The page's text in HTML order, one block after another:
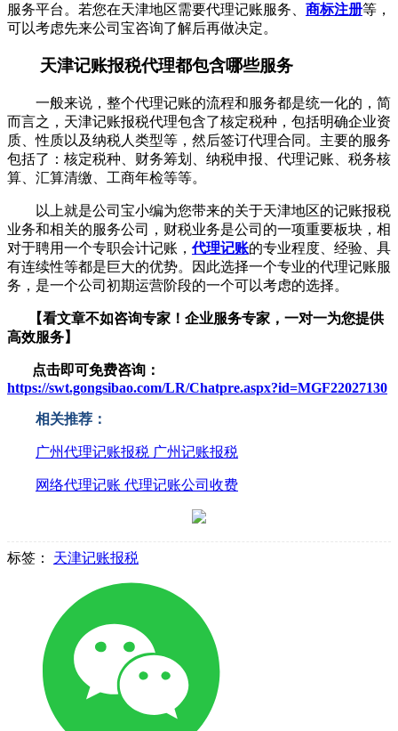
服务平台。若您在天津地区需要代理记账服务、 商标注册等，
可以考虑先来公司宝咨询了解后再做决定。
天津记账报税代理都包含哪些服务
一般来说，整个代理记账的流程和服务都是统一化的，简
而言之，天津记账报税代理包含了核定税种，包括明确企业资
质、性质以及纳税人类型等，然后签订代理合同。主要的服务
包括了：核定税种、财务筹划、纳税申报、代理记账、税务核
算、汇算清缴、工商年检等等。
以上就是公司宝小编为您带来的关于天津地区的记账报税
业务和相关的服务公司，财税业务是公司的一项重要板块，相
对于聘用一个专职会计记账，代理记账的专业程度、经验、具
有连续性等都是巨大的优势。因此选择一个专业的代理记账服
务，是一个公司初期运营阶段的一个可以考虑的选择。
【看文章不如咨询专家！企业服务专家，一对一为您提供
高效服务】
点击即可免费咨询：
https://swt.gongsibao.com/LR/Chatpre.aspx?id=MGF22027130
相关推荐：
广州代理记账报税 广州记账报税
网络代理记账 代理记账公司收费
标签： 天津记账报税